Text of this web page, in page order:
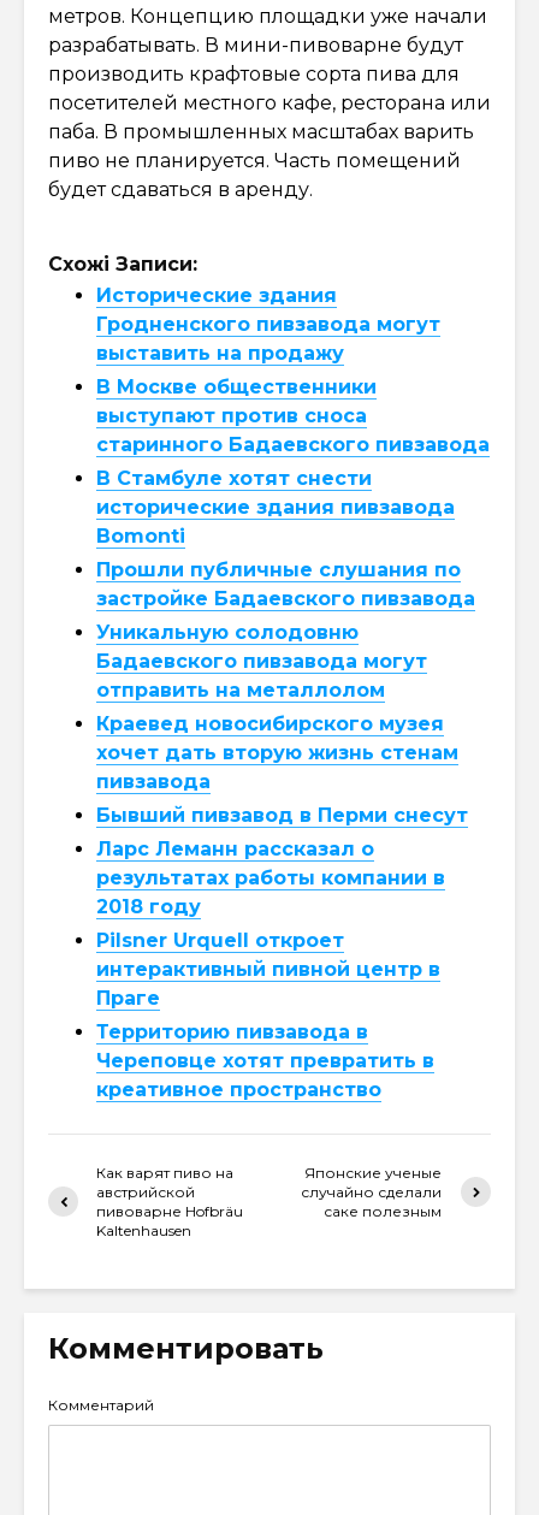
метров. Концепцию площадки уже начали
разрабатывать. В мини-пивоварне будут
производить крафтовые сорта пива для
посетителей местного кафе, ресторана или
паба. В промышленных масштабах варить
пиво не планируется. Часть помещений
будет сдаваться в аренду.
Схожі Записи:
Исторические здания
Гродненского пивзавода могут
выставить на продажу
В Москве общественники
выступают против сноса
старинного Бадаевского пивзавода
В Стамбуле хотят снести
исторические здания пивзавода
Bomonti
Прошли публичные слушания по
застройке Бадаевского пивзавода
Уникальную солодовню
Бадаевского пивзавода могут
отправить на металлолом
Краевед новосибирского музея
хочет дать вторую жизнь стенам
пивзавода
Бывший пивзавод в Перми снесут
Ларс Леманн рассказал о
результатах работы компании в
2018 году
Pilsner Urquell откроет
интерактивный пивной центр в
Праге
Территорию пивзавода в
Череповце хотят превратить в
креативное пространство
Как варят пиво на
австрийской
пивоварне Hofbräu
Kaltenhausen
Японские ученые
случайно сделали
саке полезным
Комментировать
Комментарий